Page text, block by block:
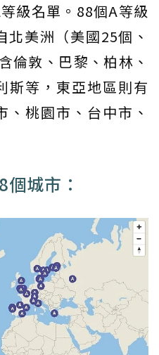
級名單。88個A等級
美洲（美國25個、
倫敦、巴黎、柏林、
斯等，東亞地區則有
桃園市、台中市、
城市：